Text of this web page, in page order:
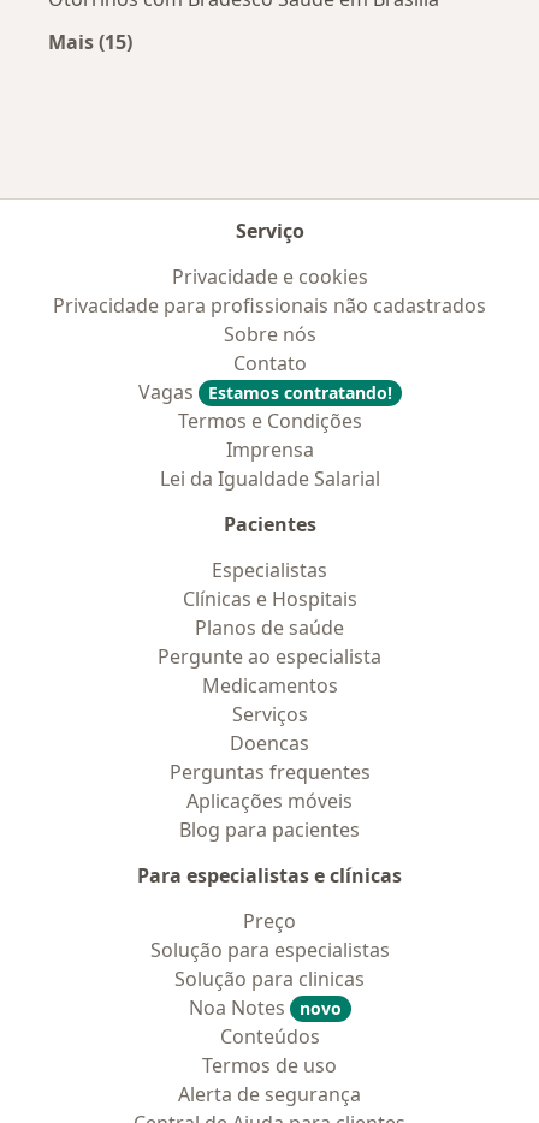
Mais (15)
Serviço
Privacidade e cookies
Privacidade para profissionais não cadastrados
Sobre nós
Contato
Vagas
Estamos contratando!
Termos e Condições
Imprensa
Lei da Igualdade Salarial
Pacientes
Especialistas
Clínicas e Hospitais
Planos de saúde
Pergunte ao especialista
Medicamentos
Serviços
Doencas
Perguntas frequentes
Aplicações móveis
Blog para pacientes
Para especialistas e clínicas
Preço
Solução para especialistas
Solução para clinicas
Noa Notes
novo
Conteúdos
Termos de uso
Alerta de segurança